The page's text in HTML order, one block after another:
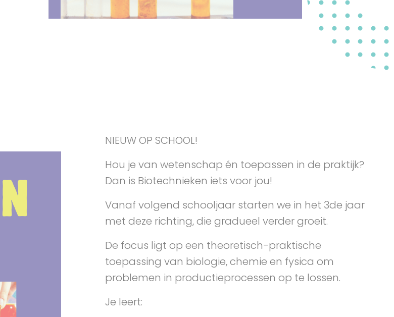
NIEUW OP SCHOOL!
Hou je van wetenschap én toepassen in de praktijk?
Dan is Biotechnieken iets voor jou!
Vanaf volgend schooljaar starten we in het 3de jaar
met deze richting, die gradueel verder groeit.
De focus ligt op een theoretisch-praktische
toepassing van biologie, chemie en fysica om
problemen in productieprocessen op te lossen.
Je leert: